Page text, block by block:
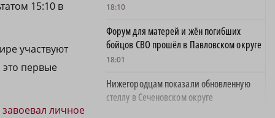
15:10 в
участвуют
первые
завоевал личное
18:10
Форум для матерей и жён погибших
бойцов СВО прошёл в Павловском округе
18:01
Нижегородцам показали обновленную
стеллу в Сеченовском округе